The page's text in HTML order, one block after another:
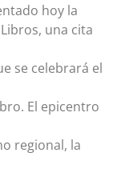
hoy la
una cita
se celebrará el
El epicentro
regional, la